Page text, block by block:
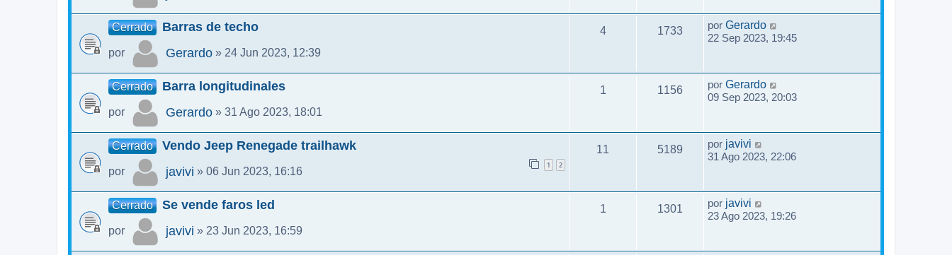
Cerrado Barras de techo
por Gerardo » 24 Jun 2023, 12:39
4 1733 por Gerardo
22 Sep 2023, 19:45
Cerrado Barra longitudinales
por Gerardo » 31 Ago 2023, 18:01
1 1156 por Gerardo
09 Sep 2023, 20:03
Cerrado Vendo Jeep Renegade trailhawk
por javivi » 06 Jun 2023, 16:16
1 2
11 5189 por javivi
31 Ago 2023, 22:06
Cerrado Se vende faros led
por javivi » 23 Jun 2023, 16:59
1 1301 por javivi
23 Ago 2023, 19:26